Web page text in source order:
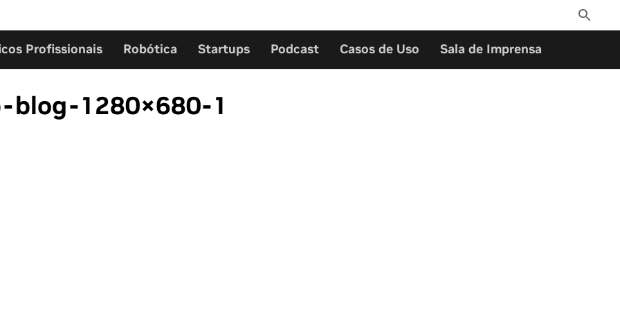
Toggle
Search
Profissionais Robótica Startups Podcast Casos de Uso Sala de Imprensa
1280×680-1